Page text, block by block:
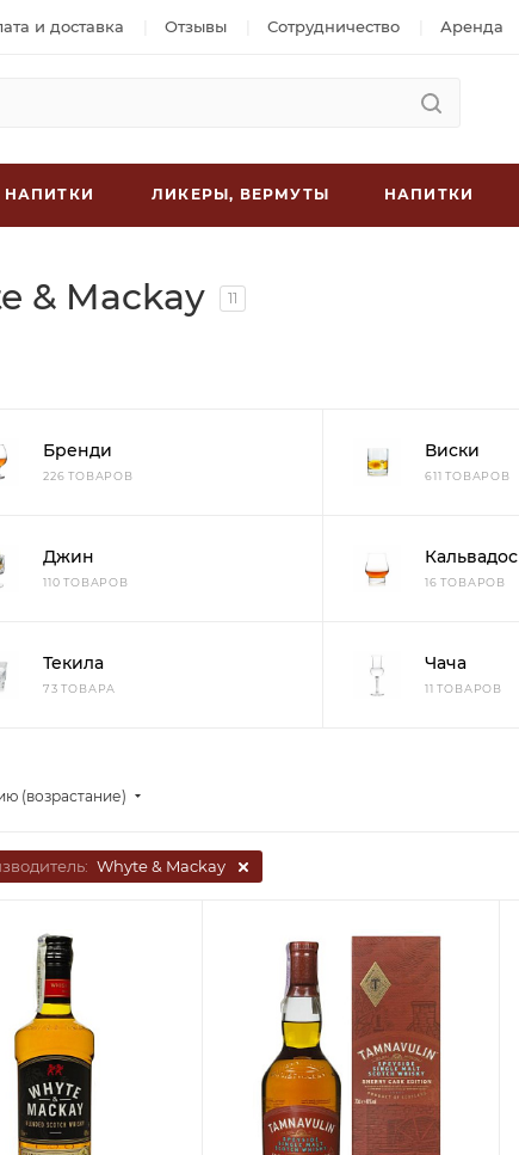
и доставка Отзывы Сотрудничество Аренда
НАПИТКИ ЛИКЕРЫ, ВЕРМУТЫ НАПИТКИ
& Mackay 11
Бренди
226 ТОВАРОВ
Виски
611 ТОВАРОВ
Джин
110 ТОВАРОВ
Кальвадос
16 ТОВАРОВ
Текила
73 ТОВАРА
Чача
11 ТОВАРОВ
(возрастание)
Whyte & Mackay